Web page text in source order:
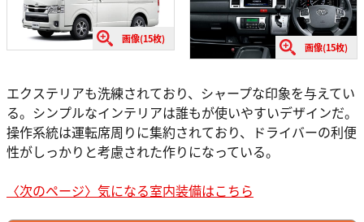
画像(15枚)
画像(15枚)
エクステリアも洗練されており、シャープな印象を与えてい
る。シンプルなインテリアは誰もが使いやすいデザインだ。
操作系統は運転席周りに集約されており、ドライバーの利便
性がしっかりと考慮された作りになっている。
〈次のページ〉気になる室内装備はこちら